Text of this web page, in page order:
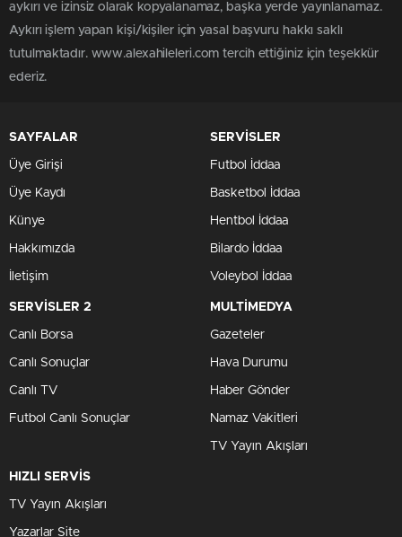
aykırı ve izinsiz olarak kopyalanamaz, başka yerde yayınlanamaz.
Aykırı işlem yapan kişi/kişiler için yasal başvuru hakkı saklı
tutulmaktadır. www.alexahileleri.com tercih ettiğiniz için teşekkür
ederiz.
SAYFALAR
Üye Girişi
Üye Kaydı
Künye
Hakkımızda
İletişim
SERVİSLER
Futbol İddaa
Basketbol İddaa
Hentbol İddaa
Bilardo İddaa
Voleybol İddaa
SERVİSLER 2
Canlı Borsa
Canlı Sonuçlar
Canlı TV
Futbol Canlı Sonuçlar
MULTİMEDYA
Gazeteler
Hava Durumu
Haber Gönder
Namaz Vakitleri
TV Yayın Akışları
HIZLI SERVİS
TV Yayın Akışları
Yazarlar Site